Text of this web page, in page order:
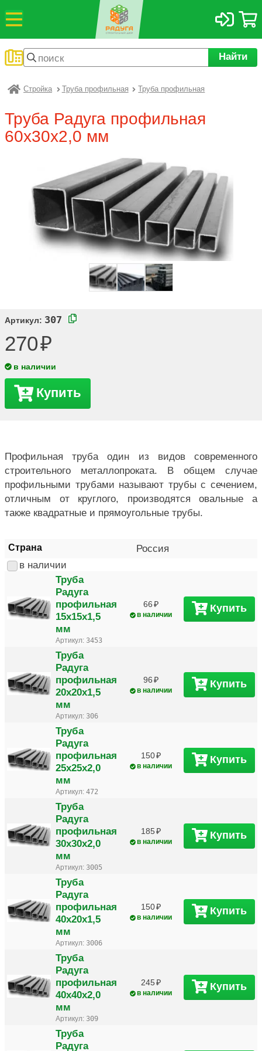
Найти
Радуга
Стройка Труба профильная Труба профильная
Труба Радуга профильная
60х30х2,0 мм
Артикул: 307
270
в наличии
Купить
Страна Россия
Профильная труба один из видов современного
строительного металлопроката. В общем случае
профильными трубами называют трубы с сечением,
отличным от круглого, производятся овальные а
также квадратные и прямоугольные трубы.
в наличии
Труба
Радуга
профильная
15х15х1,5
мм
Артикул: 3453
66
в наличии
Купить
Труба
Радуга
профильная
20х20х1,5
мм
Артикул: 306
96
в наличии
Купить
Труба
Радуга
профильная
25х25х2,0
мм
Артикул: 472
150
в наличии
Купить
Труба
Радуга
профильная
30х30х2,0
мм
Артикул: 3005
185
в наличии
Купить
Труба
Радуга
профильная
40х20х1,5
мм
Артикул: 3006
150
в наличии
Купить
Труба
Радуга
профильная
40х40х2,0
мм
Артикул: 309
245
в наличии
Купить
Труба
Радуга